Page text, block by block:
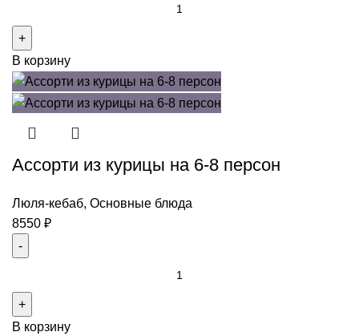
Рыбный
сет
на
4
В корзину
Ассорти из курицы на 6-8 персон
Люля-кебаб, Основные блюда
8550 ₽
Ассорти
из
В корзину